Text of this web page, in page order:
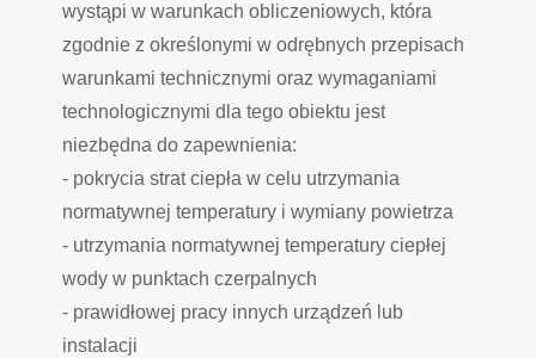
wystąpi w warunkach obliczeniowych, która
zgodnie z określonymi w odrębnych przepisach
warunkami technicznymi oraz wymaganiami
technologicznymi dla tego obiektu jest
niezbędna do zapewnienia:
- pokrycia strat ciepła w celu utrzymania
normatywnej temperatury i wymiany powietrza
- utrzymania normatywnej temperatury ciepłej
wody w punktach czerpalnych
- prawidłowej pracy innych urządzeń lub
instalacji